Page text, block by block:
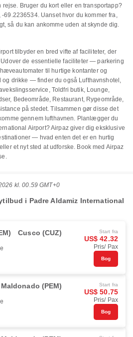
Bruger du kort eller en transportapp?
69.2236534. Uanset hvor du kommer fra,
så du kan ankomme uden at skynde dig.
tilbyder en bred vifte af faciliteter, der
de essentielle faciliteter — parkering
til hurtige kontanter og
og drikke — finder du også Lufthavnshotel,
Toldfri butik, Lounge,
Bedeområde, Restaurant, Rygeområde,
på stedet. Tilsammen gør disse det
gennem lufthavnen. Planlægger du
Airport? Airpaz giver dig eksklusive
— hvad enten det er en hurtig
et nyt sted at udforske. Book med Airpaz
kl. 00.59 GMT+0
i Padre Aldamiz International
Cusco (CUZ) Start fra
US$ 42.32
Pris/ Pax
Bog
(PEM) Start fra
US$ 50.75
Pris/ Pax
Bog